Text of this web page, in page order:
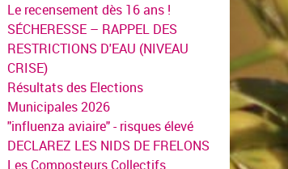
Le recensement dès 16 ans !
SÉCHERESSE – RAPPEL DES
RESTRICTIONS D'EAU (NIVEAU
CRISE)
Résultats des Elections
Municipales 2026
"influenza aviaire" - risques élevé
DECLAREZ LES NIDS DE FRELONS
Les Composteurs Collectifs